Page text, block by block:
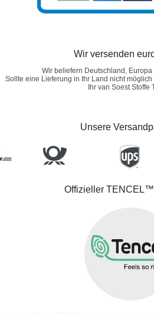
Wir versenden
Wir beliefern Deutschland,
Sollte eine Lieferung in Ihr Land nicht
Ihr van Soest Stoffe
Unsere
Offizieller